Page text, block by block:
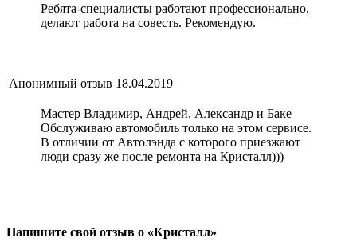
Ребята-специалисты работают профессионально,
делают работа на совесть. Рекомендую.
Анонимный отзыв 18.04.2019
Мастер Владимир, Андрей, Александр и Баке
Обслуживаю автомобиль только на этом сервисе.
В отличии от Автолэнда с которого приезжают
люди сразу же после ремонта на Кристалл)))
Напишите свой отзыв о «Кристалл»